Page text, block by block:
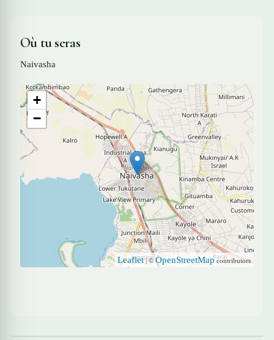
Où tu seras
Naivasha
+
−
Leaflet| ©OpenStreetMapcontributors